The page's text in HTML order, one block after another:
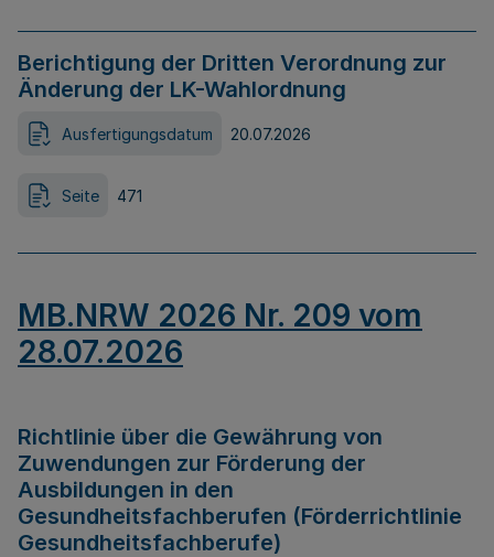
Berichtigung der Dritten Verordnung zur
Änderung der LK-Wahlordnung
Ausfertigungsdatum 20.07.2026
Seite 471
MB.NRW 2026 Nr. 209 vom
28.07.2026
Richtlinie über die Gewährung von
Zuwendungen zur Förderung der
Ausbildungen in den
Gesundheitsfachberufen (Förderrichtlinie
Gesundheitsfachberufe)